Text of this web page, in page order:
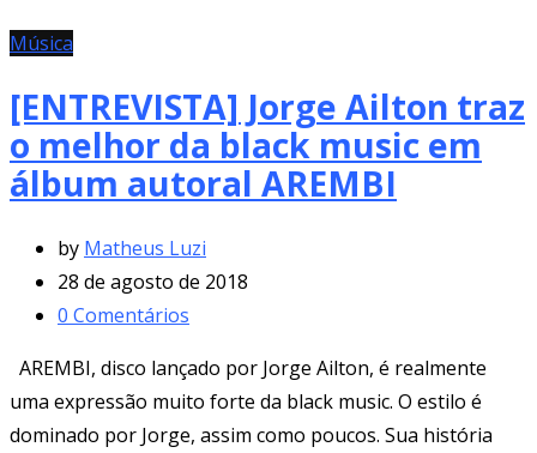
Música
[ENTREVISTA] Jorge Ailton traz
o melhor da black music em
álbum autoral AREMBI
by Matheus Luzi
28 de agosto de 2018
0 Comentários
AREMBI, disco lançado por Jorge Ailton, é realmente
uma expressão muito forte da black music. O estilo é
dominado por Jorge, assim como poucos. Sua história